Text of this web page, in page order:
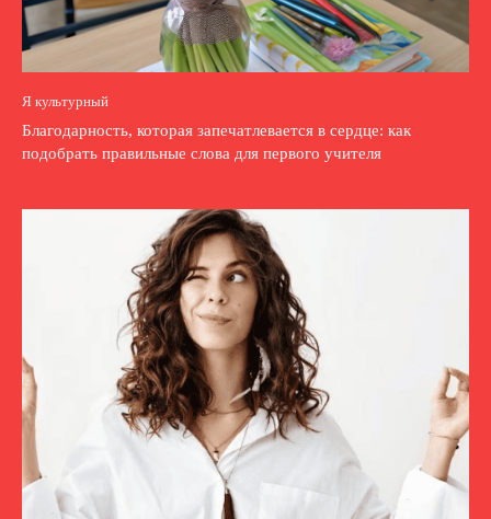
Я культурный
Благодарность, которая запечатлевается в сердце: как
подобрать правильные слова для первого учителя